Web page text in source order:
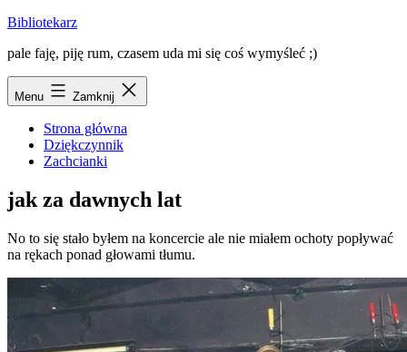
Przejdź
treści
Bibliotekarz
pale faję, piję rum, czasem uda mi się coś wymyśleć ;)
Menu Zamknij
Strona główna
Dziękczynnik
Zachcianki
jak za dawnych lat
No to się stało byłem na koncercie ale nie miałem ochoty popływać
na rękach ponad głowami tłumu.